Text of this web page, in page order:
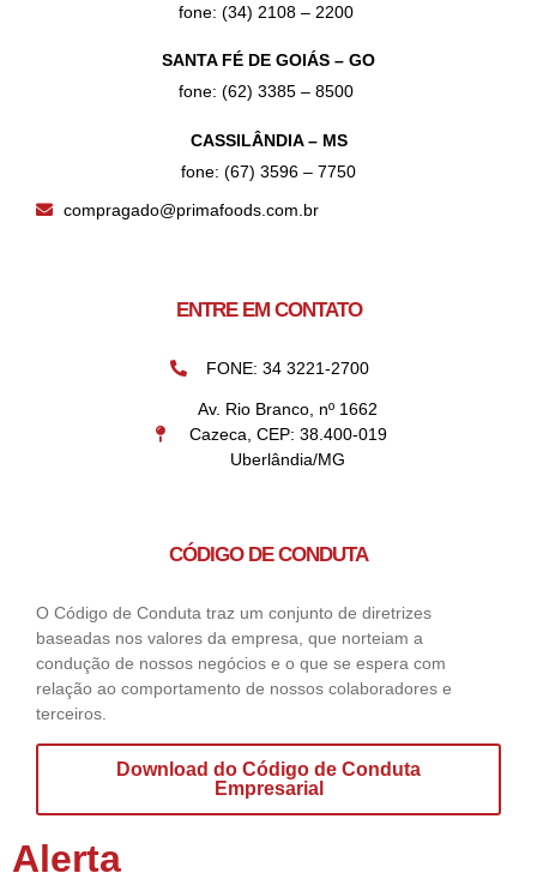
fone: (34) 2108 – 2200
SANTA FÉ DE GOIÁS – GO
fone: (62) 3385 – 8500
CASSILÂNDIA – MS
fone: (67) 3596 – 7750
compragado@primafoods.com.br
ENTRE EM CONTATO
FONE: 34 3221-2700
Av. Rio Branco, nº 1662
Cazeca, CEP: 38.400-019
Uberlândia/MG
CÓDIGO DE CONDUTA
O Código de Conduta traz um conjunto de diretrizes
baseadas nos valores da empresa, que norteiam a
condução de nossos negócios e o que se espera com
relação ao comportamento de nossos colaboradores e
terceiros.
Download do Código de Conduta
Empresarial
Alerta